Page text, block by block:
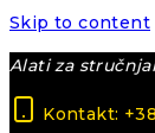
Skip to content
Alati za
Kontakt: